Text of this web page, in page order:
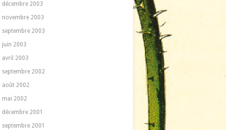
décembre 2003
novembre 2003
septembre 2003
juin 2003
avril 2003
septembre 2002
août 2002
mai 2002
décembre 2001
septembre 2001